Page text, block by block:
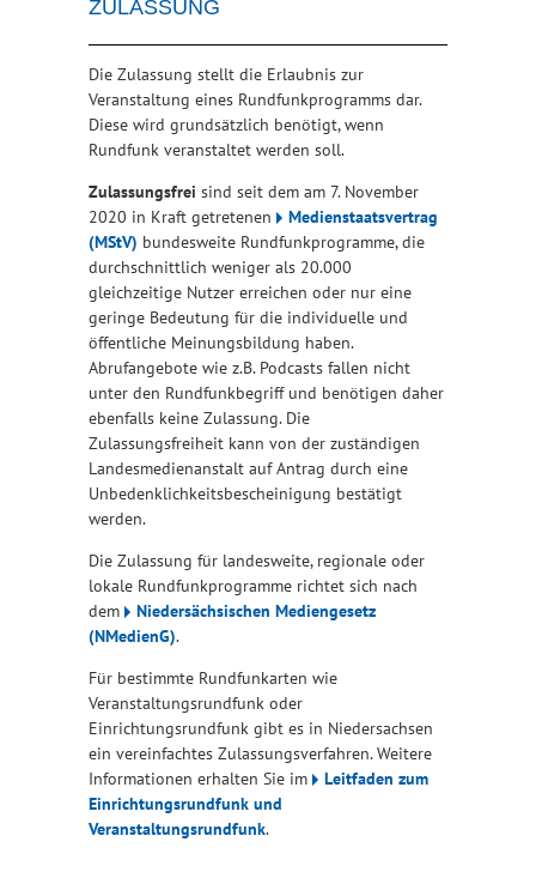
ZULASSUNG
Die Zulassung stellt die Erlaubnis zur
Veranstaltung eines Rundfunkprogramms dar.
Diese wird grundsätzlich benötigt, wenn
Rundfunk veranstaltet werden soll.
Zulassungsfrei sind seit dem am 7. November
2020 in Kraft getretenen
Medienstaatsvertrag
(MStV) bundesweite Rundfunkprogramme, die
durchschnittlich weniger als 20.000
gleichzeitige Nutzer erreichen oder nur eine
geringe Bedeutung für die individuelle und
öffentliche Meinungsbildung haben.
Abrufangebote wie z.B. Podcasts fallen nicht
unter den Rundfunkbegriff und benötigen daher
ebenfalls keine Zulassung. Die
Zulassungsfreiheit kann von der zuständigen
Landesmedienanstalt auf Antrag durch eine
Unbedenklichkeitsbescheinigung bestätigt
werden.
Die Zulassung für landesweite, regionale oder
lokale Rundfunkprogramme richtet sich nach
dem
Niedersächsischen Mediengesetz
(NMedienG).
Für bestimmte Rundfunkarten wie
Veranstaltungsrundfunk oder
Einrichtungsrundfunk gibt es in Niedersachsen
ein vereinfachtes Zulassungsverfahren. Weitere
Informationen erhalten Sie im
Leitfaden zum
Einrichtungsrundfunk und
Veranstaltungsrundfunk.